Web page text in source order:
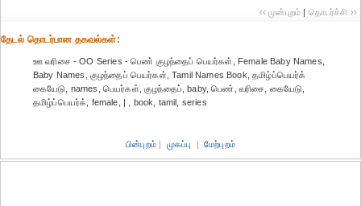
‹‹ முன்புறம் | தொடர்ச்சி ››
தேட‌ல் தொட‌ர்பான தகவ‌ல்க‌ள்:
ஊ வரிசை - OO Series - பெண் குழந்தைப் பெயர்கள், Female Baby Names,
Baby Names, குழந்தைப் பெயர்கள், Tamil Names Book, தமிழ்ப்பெயர்க்
கையேடு, names, பெயர்கள், குழந்தைப், baby, பெண், வரிசை, கையேடு,
தமிழ்ப்பெயர்க், female, | , book, tamil, series
பின்புறம் | முகப்பு | மேற்புறம்